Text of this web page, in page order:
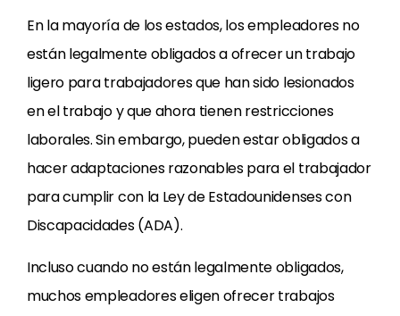
En la mayoría de los estados, los empleadores no
están legalmente obligados a ofrecer un trabajo
ligero para trabajadores que han sido lesionados
en el trabajo y que ahora tienen restricciones
laborales. Sin embargo, pueden estar obligados a
hacer adaptaciones razonables para el trabajador
para cumplir con la Ley de Estadounidenses con
Discapacidades (ADA).
Incluso cuando no están legalmente obligados,
muchos empleadores eligen ofrecer trabajos